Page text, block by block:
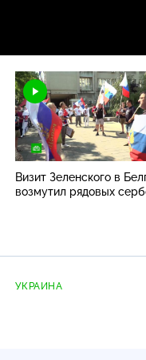
Визит Зеленского в
возмутил рядовых
УКРАИНА